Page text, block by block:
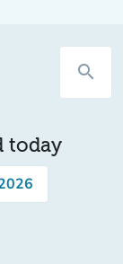
search
today